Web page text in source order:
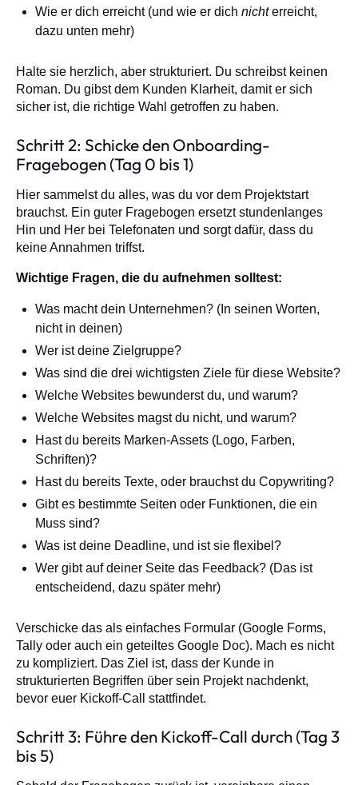
Wie er dich erreicht (und wie er dich nichterreicht,
dazu unten mehr)
Halte sie herzlich, aber strukturiert. Du schreibst keinen
Roman. Du gibst dem Kunden Klarheit, damit er sich
sicher ist, die richtige Wahl getroffen zu haben.
Schritt 2: Schicke den Onboarding-
Fragebogen (Tag 0 bis 1)
Hier sammelst du alles, was du vor dem Projektstart
brauchst. Ein guter Fragebogen ersetzt stundenlanges
Hin und Her bei Telefonaten und sorgt dafür, dass du
keine Annahmen triffst.
Wichtige Fragen, die du aufnehmen solltest:
Was macht dein Unternehmen? (In seinen Worten,
nicht in deinen)
Wer ist deine Zielgruppe?
Was sind die drei wichtigsten Ziele für diese Website?
Welche Websites bewunderst du, und warum?
Welche Websites magst du nicht, und warum?
Hast du bereits Marken-Assets (Logo, Farben,
Schriften)?
Hast du bereits Texte, oder brauchst du Copywriting?
Gibt es bestimmte Seiten oder Funktionen, die ein
Muss sind?
Was ist deine Deadline, und ist sie flexibel?
Wer gibt auf deiner Seite das Feedback? (Das ist
entscheidend, dazu später mehr)
Verschicke das als einfaches Formular (Google Forms,
Tally oder auch ein geteiltes Google Doc). Mach es nicht
zu kompliziert. Das Ziel ist, dass der Kunde in
strukturierten Begriffen über sein Projekt nachdenkt,
bevor euer Kickoff-Call stattfindet.
Schritt 3: Führe den Kickoff-Call durch (Tag 3
bis 5)